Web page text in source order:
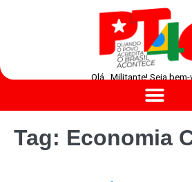
Olá , Militante! Seja
Tag: Economia